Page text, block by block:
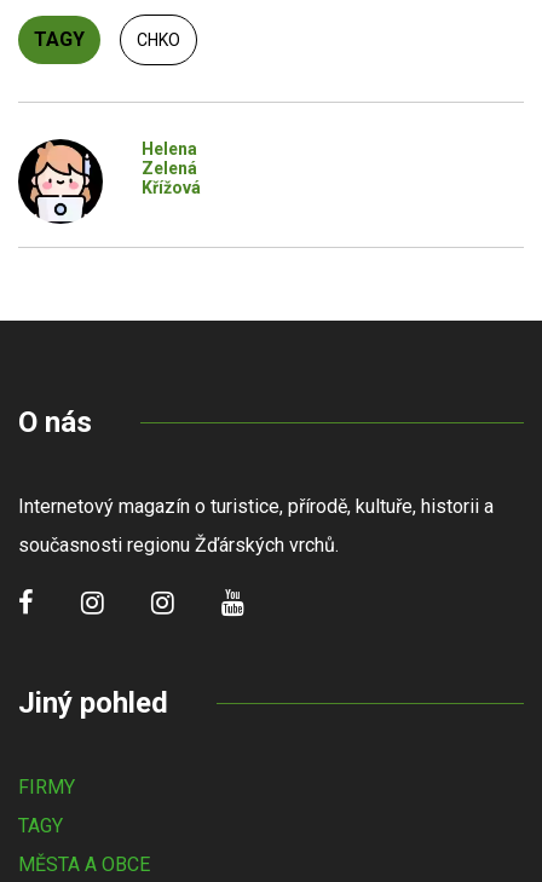
TAGY CHKO
Helena
Zelená
Křížová
O nás
Internetový magazín o turistice, přírodě, kultuře, historii a
současnosti regionu Žďárských vrchů.
Jiný pohled
FIRMY
TAGY
MĚSTA A OBCE